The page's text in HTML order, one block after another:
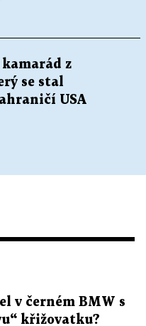
z
se stal
USA
v černém BMW s
křižovatku?